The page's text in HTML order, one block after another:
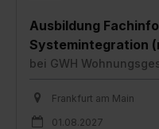
Ausbildung
Systemintegration
bei GWH
Frankfurt am Main
01.08.2027